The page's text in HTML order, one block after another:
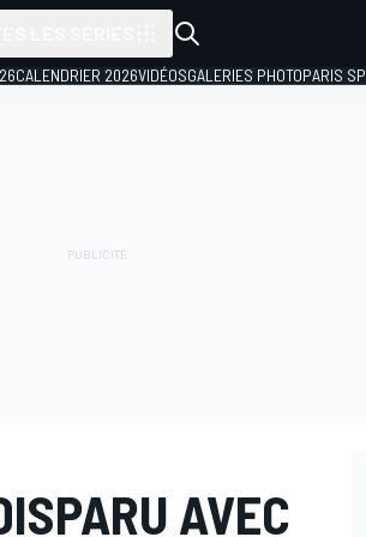
CALENDRIER 2026VIDÉOSGALERIES PHOTOPARIS
AVEC